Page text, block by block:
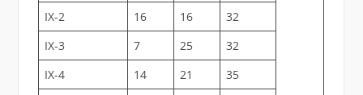
IX-2
16 16
32
IX-3
7 25
32
IX-4
14 21
35